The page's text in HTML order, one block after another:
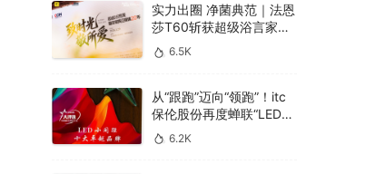
实力出圈 净菌典范｜法恩
莎T60斩获超级浴言家年
度好产品奖
6.5K
从“跟跑”迈向“领跑”！itc
保伦股份再度蝉联“LED小
间距十大卓越品牌”
6.2K